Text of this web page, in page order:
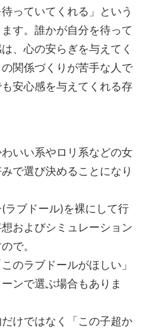
っていてくれる」という
す。誰かが自分を待って
、心の安らぎを与えてく
関係づくりが苦手な人で
安心感を与えてくれる存
いい系やロリ系などの女
で選び決めることになり
ラブドール)を裸にして行
およびシミュレーション
で。
のラブドールがほしい」
ンで選ぶ場合もありま
けではなく「この子超か